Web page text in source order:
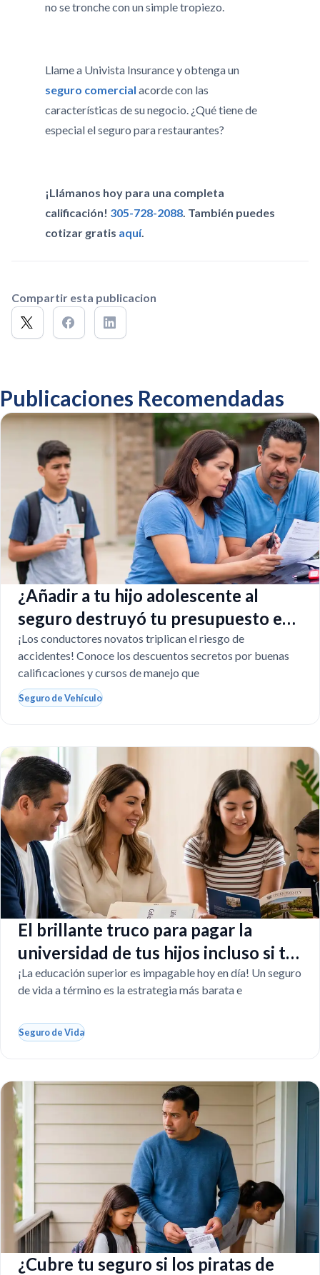
no se tronche con un simple tropiezo.
Llame a Univista Insurance y obtenga un
seguro comercial acorde con las
características de su negocio. ¿Qué tiene de
especial el seguro para restaurantes?
¡Llámanos hoy para una completa
calificación! 305-728-2088. También puedes
cotizar gratis aquí.
Compartir esta publicacion
Publicaciones Recomendadas
¿Añadir a tu hijo adolescente al
seguro destruyó tu presupuesto en
Texas?
¡Los conductores novatos triplican el riesgo de
accidentes! Conoce los descuentos secretos por buenas
calificaciones y cursos de manejo que
Seguro de Vehículo
El brillante truco para pagar la
universidad de tus hijos incluso si tú
faltas
¡La educación superior es impagable hoy en día! Un seguro
de vida a término es la estrategia más barata e
Seguro de Vida
¿Cubre tu seguro si los piratas de